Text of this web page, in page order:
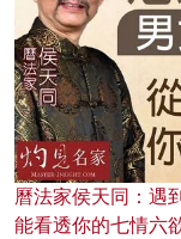
曆法家侯天同：遇
能看透你的七情六